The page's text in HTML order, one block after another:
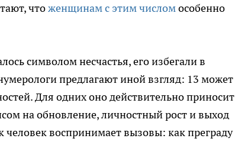
чтоженщинам с этим числомособенно
символом несчастья, его избегали в
предлагают иной взгляд: 13 может
Для одних оно действительно приносит
на обновление, личностный рост и выход
человек воспринимает вызовы: как преграду